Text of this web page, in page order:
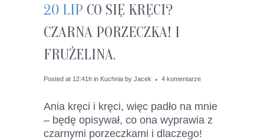
20 LIP CO SIĘ KRĘCI?
CZARNA PORZECZKA! I
FRUŻELINA.
Posted at 12:41h in Kuchnia by Jacek 4 komentarze
Ania kręci i kręci, więc padło na mnie
– będę opisywał, co ona wyprawia z
czarnymi porzeczkami i dlaczego!